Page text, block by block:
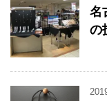
名
の